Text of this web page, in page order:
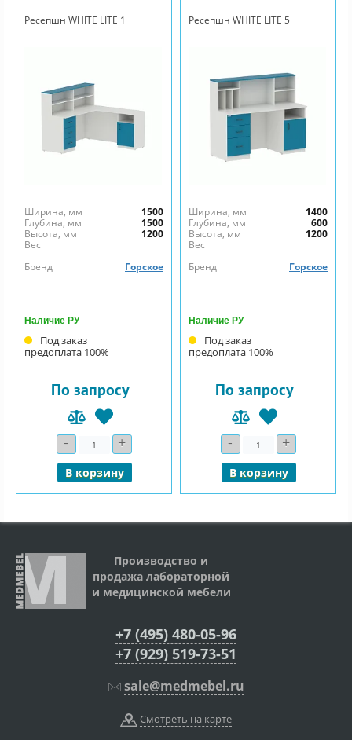
Ресепшн WHITE LITE 1
Ширина, мм
1500
Глубина, мм
1500
Высота, мм
1200
Вес
Бренд
Горское
Наличие РУ
Под заказ
предоплата 100%
По запросу
- Количество+
В корзину
Ресепшн WHITE LITE 5
Ширина, мм
1400
Глубина, мм
600
Высота, мм
1200
Вес
Бренд
Горское
Наличие РУ
Под заказ
предоплата 100%
По запросу
- Количество+
В корзину
Производство и
продажа лабораторной
и медицинской мебели
+7 (495) 480-05-96
+7 (929) 519-73-51
sale@medmebel.ru
Смотреть на карте